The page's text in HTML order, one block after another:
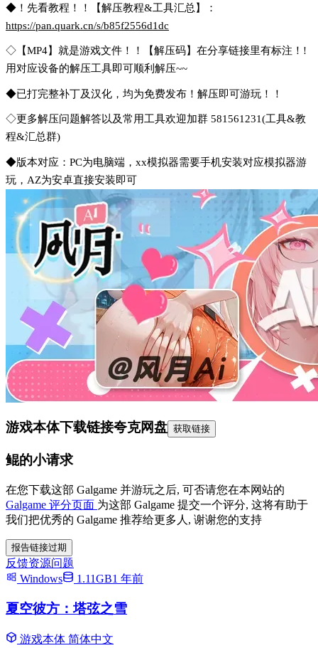
◆！先看教程！！【解压教程&工具汇总】：
https://pan.quark.cn/s/b85f2556d1dc
◇【MP4】就是游戏文件！！【解压码】在分享链接里有标注！!
用对应设备的解压工具即可顺利解压~~
◆已打完整补丁及汉化，均为免费发布！解压即可游玩！！
◇更多解压问题解答以及常用工具欢迎加群 581561231(工具&教
程&汇总群)
◆版本对应：PC为电脑端，xx模拟器需要手机安装对应模拟器游
玩，AZ为安卓直接安装即可
游戏本体下载链接夸克网盘 获取链接
鲲的小请求
在您下载这部 Galgame 并游玩之后, 可否请您在本网站的
Galgame 评分页面 为这部 Galgame 提交一个评分, 这将有助于
我们把优秀的 Galgame 推荐给更多人, 谢谢您的支持
报告链接过期
反馈资源问题
Windows
1.11GB1 年前
夏空彼方：塔弦之雪
游戏本体 简体中文